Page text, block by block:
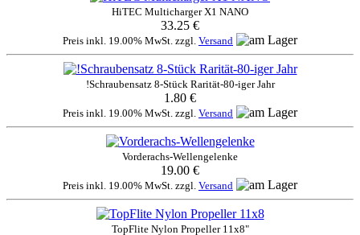
HiTEC Multicharger X1 NANO
33.25 €
Preis inkl. 19.00% MwSt. zzgl. Versand
!Schraubensatz 8-Stück Rarität-80-iger Jahr
1.80 €
Preis inkl. 19.00% MwSt. zzgl. Versand
Vorderachs-Wellengelenke
19.00 €
Preis inkl. 19.00% MwSt. zzgl. Versand
TopFlite Nylon Propeller 11x8"